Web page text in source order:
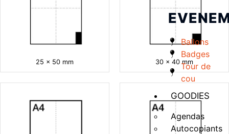
Ballons
Badges
Tour de
cou
GOODIES
Agendas
Autocopiants
25 x 50 mm 30 x 40 mm